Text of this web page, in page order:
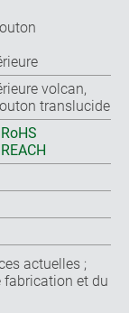
volcan,
translucide
actuelles ;
fabrication et du